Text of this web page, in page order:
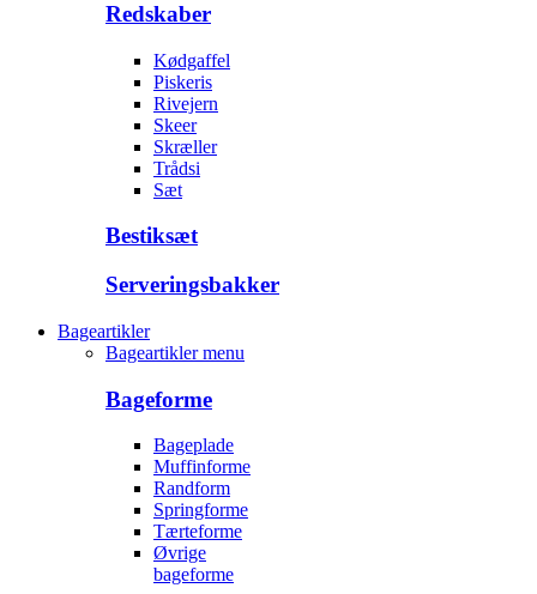
Redskaber
Kødgaffel
Piskeris
Rivejern
Skeer
Skræller
Trådsi
Sæt
Bestiksæt
Serveringsbakker
Bageartikler
Bageartikler menu
Bageforme
Bageplade
Muffinforme
Randform
Springforme
Tærteforme
Øvrige
bageforme